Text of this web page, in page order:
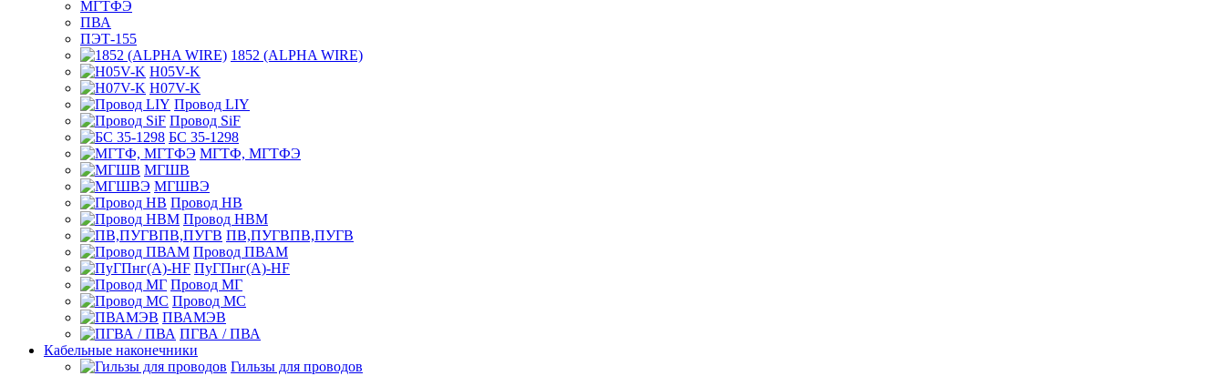
МГТФЭ
ПВА
ПЭТ-155
1852 (ALPHA WIRE)
H05V-K
H07V-K
Провод LIY
Провод SiF
БС 35-1298
МГТФ, МГТФЭ
МГШВ
МГШВЭ
Провод НВ
Провод НВМ
ПВ,ПУГВПВ,ПУГВ
Провод ПВАМ
ПуГПнг(A)-HF
Провод МГ
Провод МС
ПВАМЭВ
ПГВА / ПВА
Кабельные наконечники
Гильзы для проводов